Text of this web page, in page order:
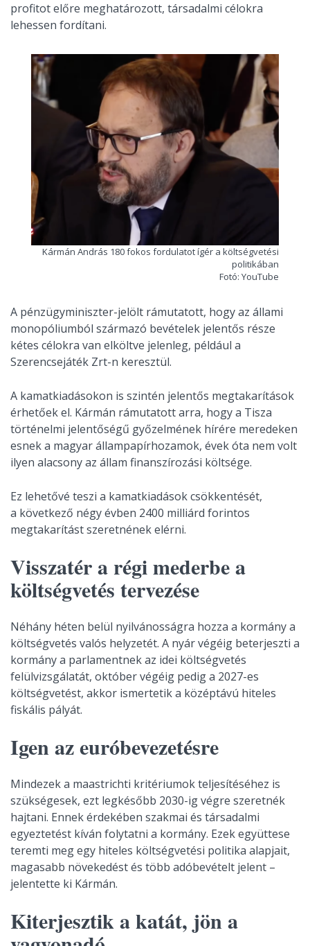
profitot előre meghatározott, társadalmi célokra
lehessen fordítani.
Kármán András 180 fokos fordulatot ígér a költségvetési
politikában
Fotó: YouTube
A pénzügyminiszter-jelölt rámutatott, hogy az állami
monopóliumból származó bevételek jelentős része
kétes célokra van elköltve jelenleg, például a
Szerencsejáték Zrt-n keresztül.
A kamatkiadásokon is szintén jelentős megtakarítások
érhetőek el. Kármán rámutatott arra, hogy a Tisza
történelmi jelentőségű győzelmének hírére meredeken
esnek a magyar állampapírhozamok, évek óta nem volt
ilyen alacsony az állam finanszírozási költsége.
Ez lehetővé teszi a kamatkiadások csökkentését,
a következő négy évben 2400 milliárd forintos
megtakarítást szeretnének elérni.
Visszatér a régi mederbe a
költségvetés tervezése
Néhány héten belül nyilvánosságra hozza a kormány a
költségvetés valós helyzetét. A nyár végéig beterjeszti a
kormány a parlamentnek az idei költségvetés
felülvizsgálatát, október végéig pedig a 2027-es
költségvetést, akkor ismertetik a középtávú hiteles
fiskális pályát.
Igen az euróbevezetésre
Mindezek a maastrichti kritériumok teljesítéséhez is
szükségesek, ezt legkésőbb 2030-ig végre szeretnék
hajtani. Ennek érdekében szakmai és társadalmi
egyeztetést kíván folytatni a kormány. Ezek együttese
teremti meg egy hiteles költségvetési politika alapjait,
magasabb növekedést és több adóbevételt jelent –
jelentette ki Kármán.
Kiterjesztik a katát, jön a